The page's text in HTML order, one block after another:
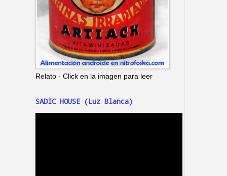
Relato - Click en la imagen para leer
SADIC HOUSE (Luz Blanca)